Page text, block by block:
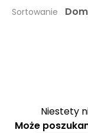
Sortowanie
Niestety
Może